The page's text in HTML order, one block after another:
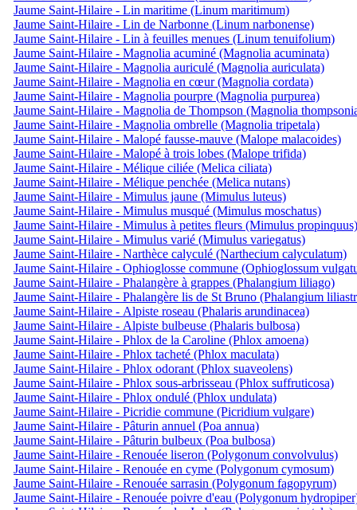
Jaume Saint-Hilaire - Lin maritime (Linum maritimum)
Jaume Saint-Hilaire - Lin de Narbonne (Linum narbonense)
Jaume Saint-Hilaire - Lin à feuilles menues (Linum tenuifolium)
Jaume Saint-Hilaire - Magnolia acuminé (Magnolia acuminata)
Jaume Saint-Hilaire - Magnolia auriculé (Magnolia auriculata)
Jaume Saint-Hilaire - Magnolia en cœur (Magnolia cordata)
Jaume Saint-Hilaire - Magnolia pourpre (Magnolia purpurea)
Jaume Saint-Hilaire - Magnolia de Thompson (Magnolia
Jaume Saint-Hilaire - Magnolia ombrelle (Magnolia tripetala)
Jaume Saint-Hilaire - Malopé fausse-mauve (Malope malacoides)
Jaume Saint-Hilaire - Malopé à trois lobes (Malope trifida)
Jaume Saint-Hilaire - Mélique ciliée (Melica ciliata)
Jaume Saint-Hilaire - Mélique penchée (Melica nutans)
Jaume Saint-Hilaire - Mimulus jaune (Mimulus luteus)
Jaume Saint-Hilaire - Mimulus musqué (Mimulus moschatus)
Jaume Saint-Hilaire - Mimulus à petites fleurs (Mimulus propinquus)
Jaume Saint-Hilaire - Mimulus varié (Mimulus variegatus)
Jaume Saint-Hilaire - Narthèce calyculé (Narthecium calyculatum)
Jaume Saint-Hilaire - Ophioglosse commune (Ophioglossum
Jaume Saint-Hilaire - Phalangère à grappes (Phalangium liliago)
Jaume Saint-Hilaire - Phalangère lis de St Bruno (Phalangium
Jaume Saint-Hilaire - Alpiste roseau (Phalaris arundinacea)
Jaume Saint-Hilaire - Alpiste bulbeuse (Phalaris bulbosa)
Jaume Saint-Hilaire - Phlox de la Caroline (Phlox amoena)
Jaume Saint-Hilaire - Phlox tacheté (Phlox maculata)
Jaume Saint-Hilaire - Phlox odorant (Phlox suaveolens)
Jaume Saint-Hilaire - Phlox sous-arbrisseau (Phlox suffruticosa)
Jaume Saint-Hilaire - Phlox ondulé (Phlox undulata)
Jaume Saint-Hilaire - Picridie commune (Picridium vulgare)
Jaume Saint-Hilaire - Pâturin annuel (Poa annua)
Jaume Saint-Hilaire - Pâturin bulbeux (Poa bulbosa)
Jaume Saint-Hilaire - Renouée liseron (Polygonum convolvulus)
Jaume Saint-Hilaire - Renouée en cyme (Polygonum cymosum)
Jaume Saint-Hilaire - Renouée sarrasin (Polygonum fagopyrum)
Jaume Saint-Hilaire - Renouée poivre d'eau (Polygonum